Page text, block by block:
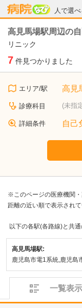
人で選
病院なび
高見馬場駅周辺の
リニック
7 件見つかりました
エリア/駅 高見
診療科目 (未指
詳細条件 自己
※このページの医療機関
距離の近い順で表示され
以下の各駅(各路線)と共
高見馬場駅:
鹿児島市電1系統,鹿児島
一覧表示